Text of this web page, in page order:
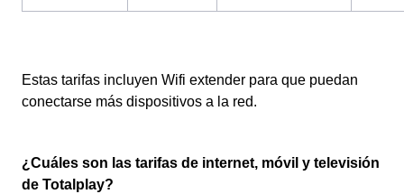
Estas tarifas incluyen Wifi extender para que puedan
conectarse más dispositivos a la red.
¿Cuáles son las tarifas de internet, móvil y televisión
de Totalplay?